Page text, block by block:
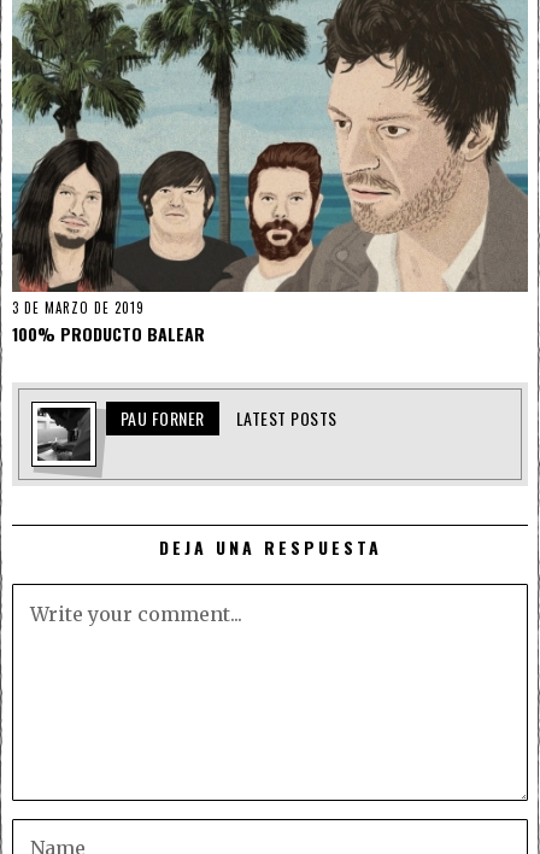
3 DE MARZO DE 2019
100% PRODUCTO BALEAR
PAU FORNER LATEST POSTS
DEJA UNA RESPUESTA